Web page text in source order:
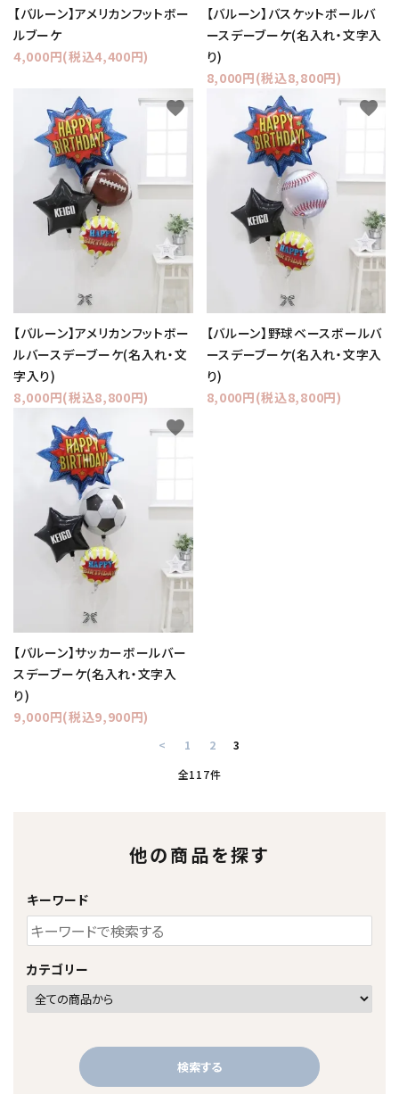
【バルーン】アメリカンフットボー
ルブーケ
4,000円(税込4,400円)
【バルーン】バスケットボールバ
ースデーブーケ(名入れ・文字入
り)
8,000円(税込8,800円)
【バルーン】アメリカンフットボー
ルバースデーブーケ(名入れ・文
字入り)
8,000円(税込8,800円)
favorite
【バルーン】野球ベースボールバ
ースデーブーケ(名入れ・文字入
り)
8,000円(税込8,800円)
favorite
【バルーン】サッカーボールバー
スデーブーケ(名入れ・文字入
り)
9,000円(税込9,900円)
favorite
< 1 2
3
全117件
他の商品を探す
キーワード
カテゴリー
検索する